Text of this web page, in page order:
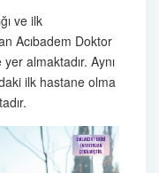
ve ilk
Acıbadem Doktor
almaktadır. Aynı
ilk hastane olma